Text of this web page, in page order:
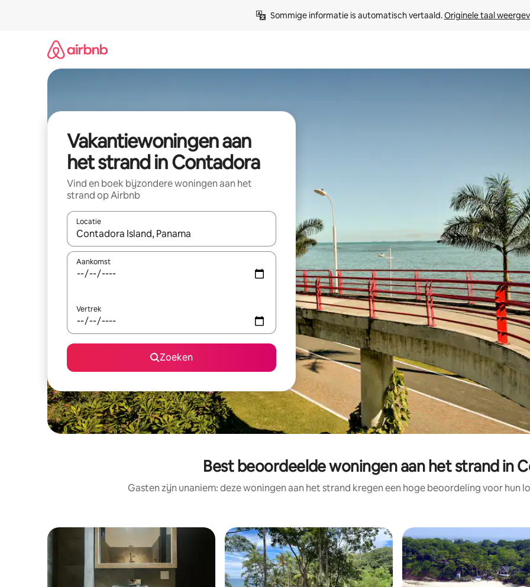
Sommige informatie is automatisch vertaald. Originele taal
Vakantiewoningen aan
het strand in Contadora
Vind en boek bijzondere woningen aan het
strand op Airbnb
Locatie
Wanneer er suggesties beschikbaar zijn, maak je een keuze met je de pijltjestoetsen omhoog en omlaag, óf door te
Aankomst
Vertrek
Zoeken
Best beoordeelde woningen aan het strand in
Gasten zijn unaniem: deze woningen aan het strand kregen een hoge beoordeling voor hun